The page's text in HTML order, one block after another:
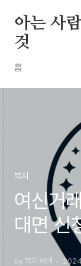
아는 사
것
홈
복지
여신거
대면 신
활 시작
by 복지 혜택